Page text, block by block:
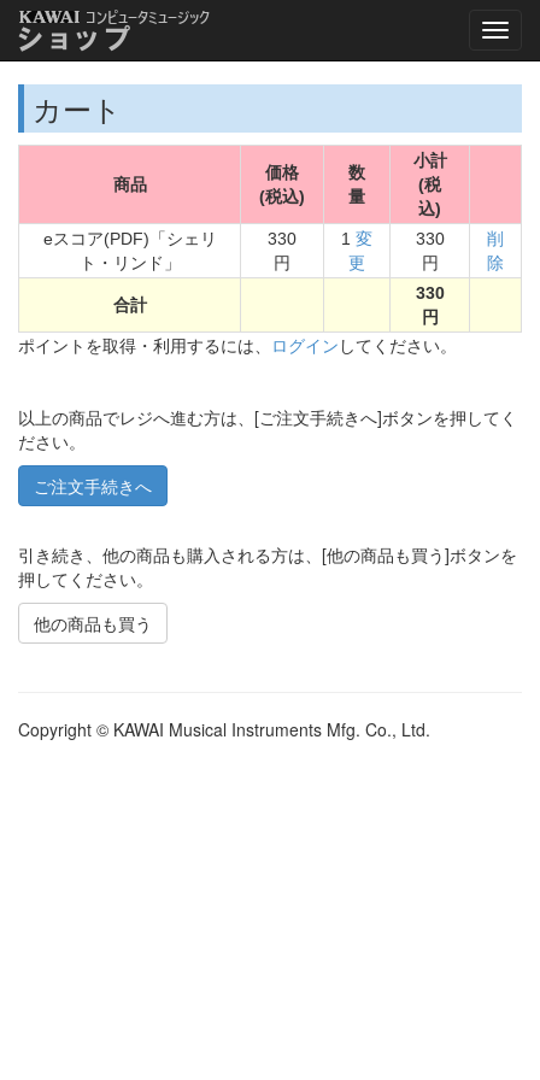
カート
商品
価格
(税込)
数
量
小計
(税
込)
eスコア(PDF)「シェリ
ト・リンド」
330
円
1 変
更
330
円
削
除
合計
330
円
ポイントを取得・利用するには、 ログイン してください。
以上の商品でレジへ進む方は、[ご注文手続きへ]ボタンを押してく
ださい。
引き続き、他の商品も購入される方は、[他の商品も買う]ボタンを
押してください。
他の商品も買う
Copyright © KAWAI Musical Instruments Mfg. Co., Ltd.